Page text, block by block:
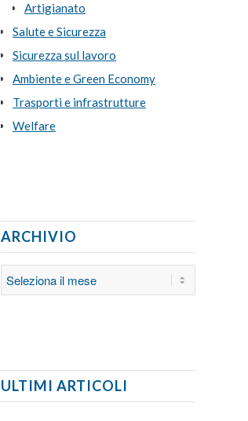
Artigianato
Salute e Sicurezza
Sicurezza sul lavoro
Ambiente e Green Economy
Trasporti e infrastrutture
Welfare
ARCHIVIO
ULTIMI ARTICOLI